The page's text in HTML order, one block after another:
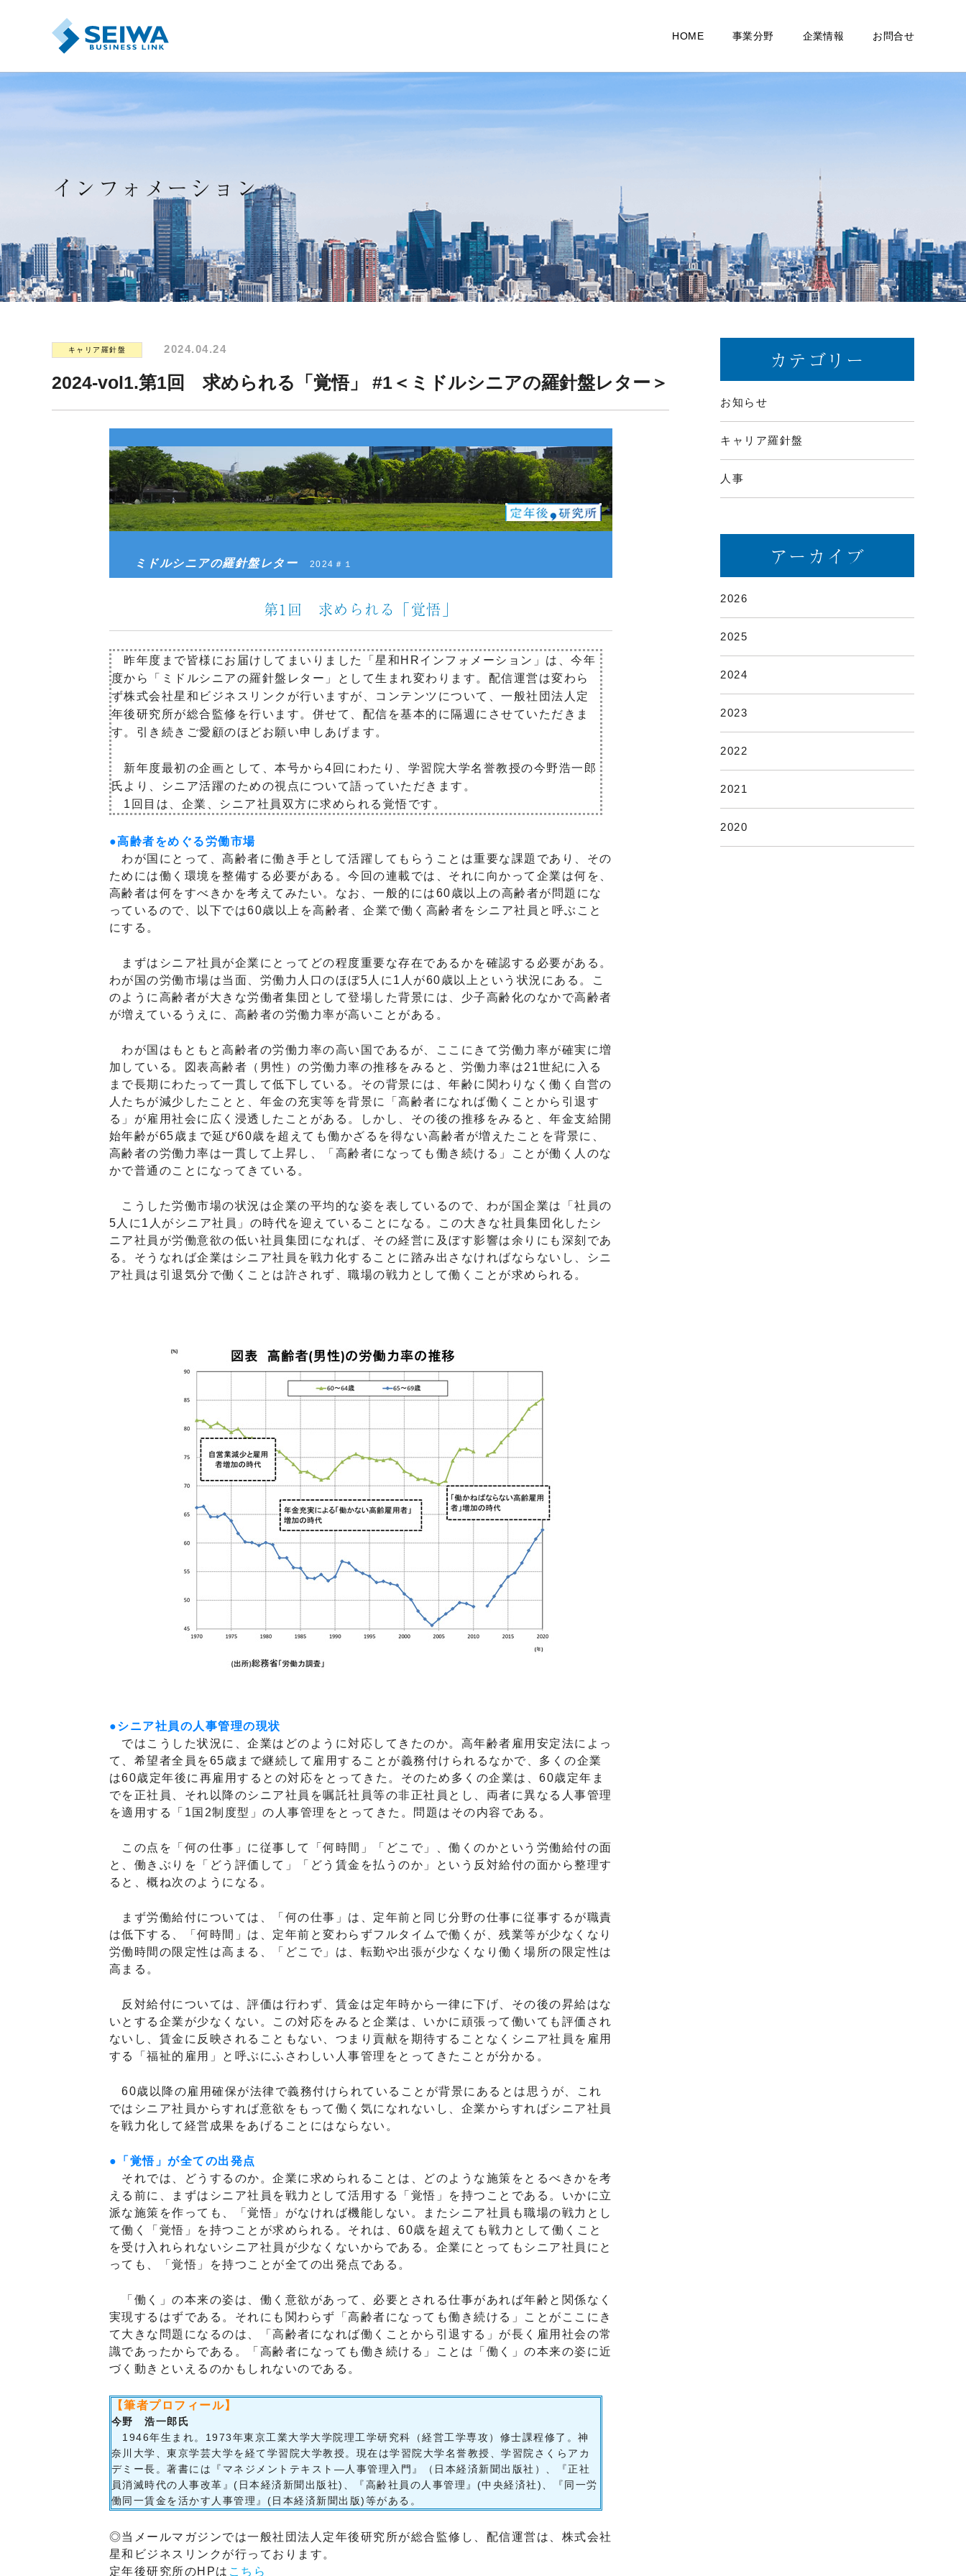
HOME 事業分野
研修プログラム 企業情報 お問合せ
インフォメーション
キャリア羅針盤 2024.04.24
2024-vol1.第1回 求められる「覚悟」 #1＜ミドルシニアの羅針盤レター＞
ミドルシニアの羅針盤レター 2024＃１
第1回 求められる「覚悟」
昨年度まで皆様にお届けしてまいりました「星和HRインフォメーション」は、今年
度から「ミドルシニアの羅針盤レター」として生まれ変わります。配信運営は変わら
ず株式会社星和ビジネスリンクが行いますが、コンテンツについて、一般社団法人定
年後研究所が総合監修を行います。併せて、配信を基本的に隔週にさせていただきま
す。引き続きご愛顧のほどお願い申しあげます。
新年度最初の企画として、本号から4回にわたり、学習院大学名誉教授の今野浩一郎
氏より、シニア活躍のための視点について語っていただきます。
1回目は、企業、シニア社員双方に求められる覚悟です。
●高齢者をめぐる労働市場
わが国にとって、高齢者に働き手として活躍してもらうことは重要な課題であり、その
ためには働く環境を整備する必要がある。今回の連載では、それに向かって企業は何を、
高齢者は何をすべきかを考えてみたい。なお、一般的には60歳以上の高齢者が問題にな
っているので、以下では60歳以上を高齢者、企業で働く高齢者をシニア社員と呼ぶこと
にする。
まずはシニア社員が企業にとってどの程度重要な存在であるかを確認する必要がある。
わが国の労働市場は当面、労働力人口のほぼ5人に1人が60歳以上という状況にある。こ
のように高齢者が大きな労働者集団として登場した背景には、少子高齢化のなかで高齢者
が増えているうえに、高齢者の労働力率が高いことがある。
わが国はもともと高齢者の労働力率の高い国であるが、ここにきて労働力率が確実に増
加している。図表高齢者（男性）の労働力率の推移をみると、労働力率は21世紀に入る
まで長期にわたって一貫して低下している。その背景には、年齢に関わりなく働く自営の
人たちが減少したことと、年金の充実等を背景に「高齢者になれば働くことから引退す
る」が雇用社会に広く浸透したことがある。しかし、その後の推移をみると、年金支給開
始年齢が65歳まで延び60歳を超えても働かざるを得ない高齢者が増えたことを背景に、
高齢者の労働力率は一貫して上昇し、「高齢者になっても働き続ける」ことが働く人のな
かで普通のことになってきている。
こうした労働市場の状況は企業の平均的な姿を表しているので、わが国企業は「社員の
5人に1人がシニア社員」の時代を迎えていることになる。この大きな社員集団化したシ
ニア社員が労働意欲の低い社員集団になれば、その経営に及ぼす影響は余りにも深刻であ
る。そうなれば企業はシニア社員を戦力化することに踏み出さなければならないし、シニ
ア社員は引退気分で働くことは許されず、職場の戦力として働くことが求められる。
●シニア社員の人事管理の現状
ではこうした状況に、企業はどのように対応してきたのか。高年齢者雇用安定法によっ
て、希望者全員を65歳まで継続して雇用することが義務付けられるなかで、多くの企業
は60歳定年後に再雇用するとの対応をとってきた。そのため多くの企業は、60歳定年ま
でを正社員、それ以降のシニア社員を嘱託社員等の非正社員とし、両者に異なる人事管理
を適用する「1国2制度型」の人事管理をとってきた。問題はその内容である。
この点を「何の仕事」に従事して「何時間」「どこで」、働くのかという労働給付の面
と、働きぶりを「どう評価して」「どう賃金を払うのか」という反対給付の面から整理す
ると、概ね次のようになる。
まず労働給付については、「何の仕事」は、定年前と同じ分野の仕事に従事するが職責
は低下する、「何時間」は、定年前と変わらずフルタイムで働くが、残業等が少なくなり
労働時間の限定性は高まる、「どこで」は、転勤や出張が少なくなり働く場所の限定性は
高まる。
反対給付については、評価は行わず、賃金は定年時から一律に下げ、その後の昇給はな
いとする企業が少なくない。この対応をみると企業は、いかに頑張って働いても評価され
ないし、賃金に反映されることもない、つまり貢献を期待することなくシニア社員を雇用
する「福祉的雇用」と呼ぶにふさわしい人事管理をとってきたことが分かる。
60歳以降の雇用確保が法律で義務付けられていることが背景にあるとは思うが、これ
ではシニア社員からすれば意欲をもって働く気になれないし、企業からすればシニア社員
を戦力化して経営成果をあげることにはならない。
●「覚悟」が全ての出発点
それでは、どうするのか。企業に求められることは、どのような施策をとるべきかを考
える前に、まずはシニア社員を戦力として活用する「覚悟」を持つことである。いかに立
派な施策を作っても、「覚悟」がなければ機能しない。またシニア社員も職場の戦力とし
て働く「覚悟」を持つことが求められる。それは、60歳を超えても戦力として働くこと
を受け入れられないシニア社員が少なくないからである。企業にとってもシニア社員にと
っても、「覚悟」を持つことが全ての出発点である。
「働く」の本来の姿は、働く意欲があって、必要とされる仕事があれば年齢と関係なく
実現するはずである。それにも関わらず「高齢者になっても働き続ける」ことがここにき
て大きな問題になるのは、「高齢者になれば働くことから引退する」が長く雇用社会の常
識であったからである。「高齢者になっても働き続ける」ことは「働く」の本来の姿に近
づく動きといえるのかもしれないのである。
【筆者プロフィール】
今野 浩一郎氏
1946年生まれ。1973年東京工業大学大学院理工学研究科（経営工学専攻）修士課程修了。神
奈川大学、東京学芸大学を経て学習院大学教授。現在は学習院大学名誉教授、学習院さくらアカ
デミー長。著書には『マネジメントテキスト―人事管理入門』（日本経済新聞出版社）、『正社
員消滅時代の人事改革』(日本経済新聞出版社)、『高齢社員の人事管理』(中央経済社)、『同一労
働同一賃金を活かす人事管理』(日本経済新聞出版)等がある。
◎当メールマガジンでは一般社団法人定年後研究所が総合監修し、配信運営は、株式会社
星和ビジネスリンクが行っております。
定年後研究所のHPは こちら
カテゴリー
お知らせ
キャリア羅針盤
人事
アーカイブ
2026
2025
2024
2023
2022
2021
2020